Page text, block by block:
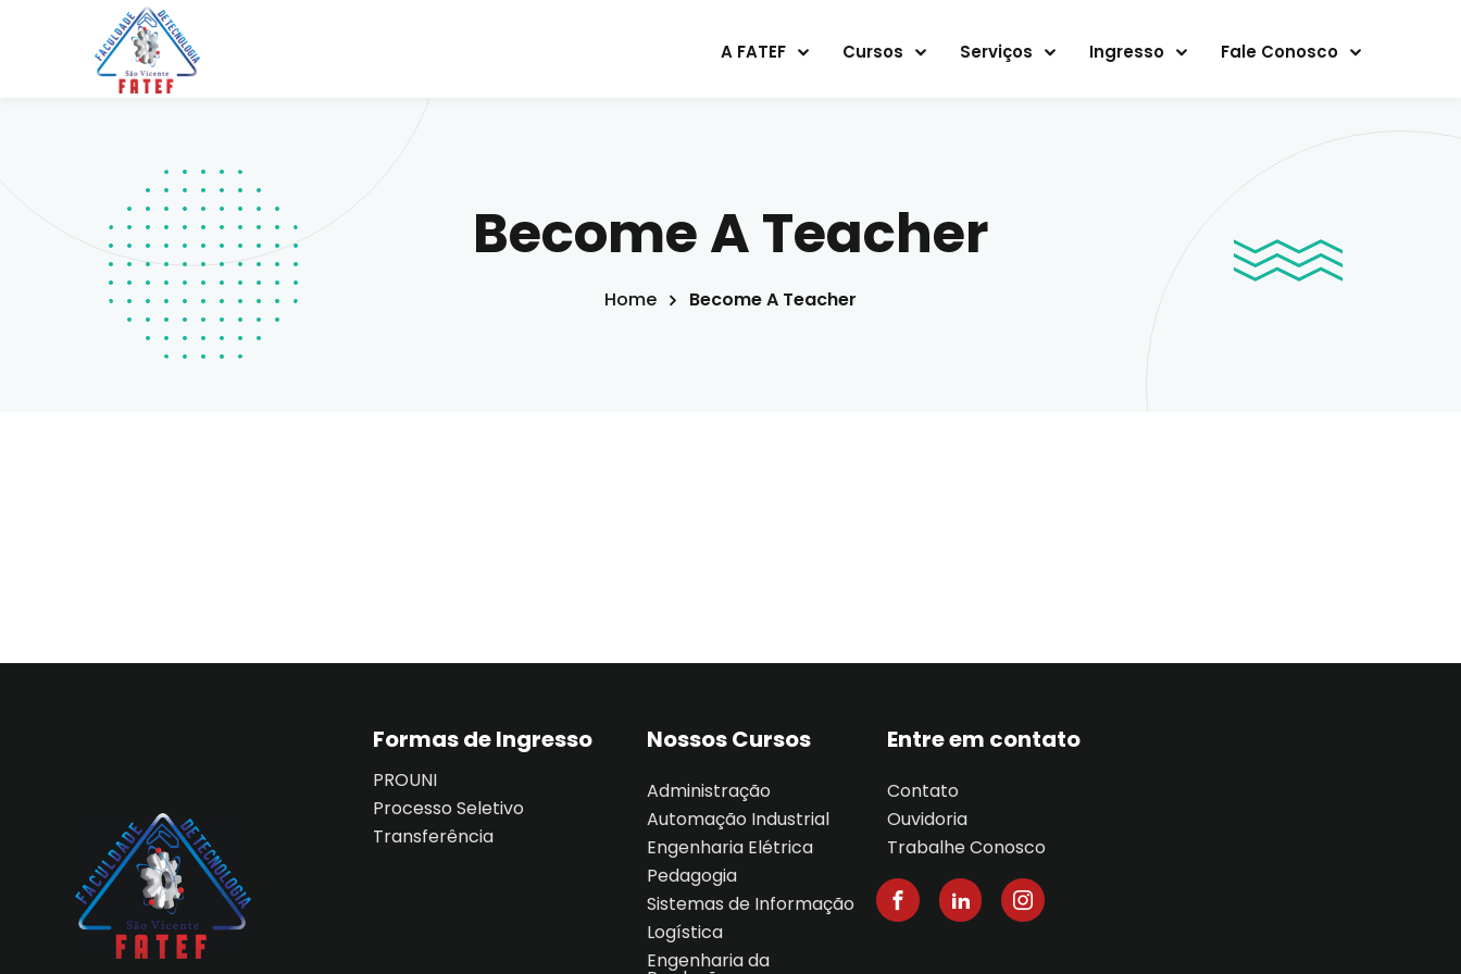
A FATEF Cursos Serviços Ingresso Fale Conosco
Become A Teacher
Home Become A Teacher
Formas de Ingresso
PROUNI
Processo Seletivo
Transferência
Nossos Cursos
Administração
Automação Industrial
Engenharia Elétrica
Pedagogia
Sistemas de Informação
Logística
Engenharia da
Entre em contato
Contato
Ouvidoria
Trabalhe Conosco
Sign up